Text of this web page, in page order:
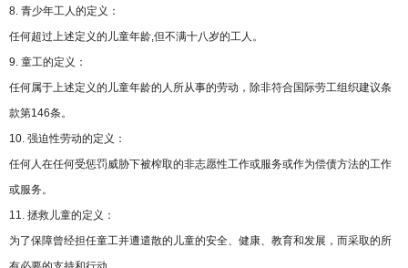
8. 青少年工人的定义：
任何超过上述定义的儿童年龄,但不满十八岁的工人。
9. 童工的定义：
任何属于上述定义的儿童年龄的人所从事的劳动，除非符合国际劳工组织建议条
款第146条。
10. 强迫性劳动的定义：
任何人在任何受惩罚威胁下被榨取的非志愿性工作或服务或作为偿债方法的工作
或服务。
11. 拯救儿童的定义：
为了保障曾经担任童工并遭遣散的儿童的安全、健康、教育和发展，而采取的所